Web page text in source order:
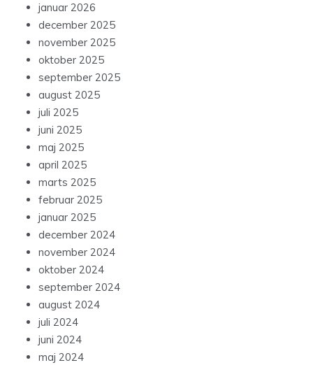
januar 2026
december 2025
november 2025
oktober 2025
september 2025
august 2025
juli 2025
juni 2025
maj 2025
april 2025
marts 2025
februar 2025
januar 2025
december 2024
november 2024
oktober 2024
september 2024
august 2024
juli 2024
juni 2024
maj 2024